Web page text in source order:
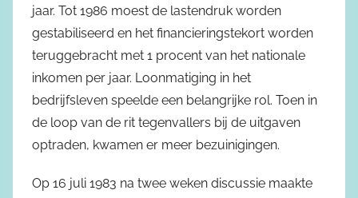
jaar. Tot 1986 moest de lastendruk worden
gestabiliseerd en het financieringstekort worden
teruggebracht met 1 procent van het nationale
inkomen per jaar. Loonmatiging in het
bedrijfsleven speelde een belangrijke rol. Toen in
de loop van de rit tegenvallers bij de uitgaven
optraden, kwamen er meer bezuinigingen.
Op 16 juli 1983 na twee weken discussie maakte